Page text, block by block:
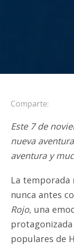
Comparte:
Este 7 de
nueva
aventura y
La temporada
nunca antes
Rojo, una
populares de